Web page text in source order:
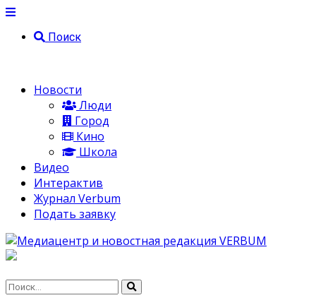
Поиск
Новости
Люди
Город
Кино
Школа
Видео
Интерактив
Журнал Verbum
Подать заявку